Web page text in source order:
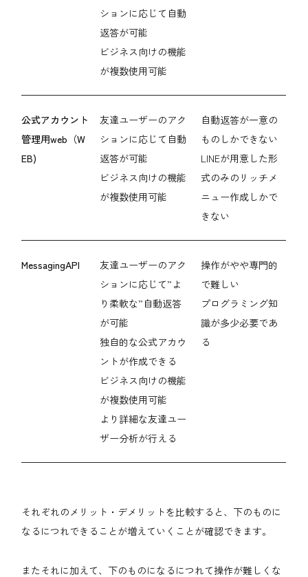
ションに応じて自動
返答が可能
ビジネス向けの機能
が複数使用可能
公式アカウント
管理用web（W
EB)
友達ユーザーのアク
ションに応じて自動
返答が可能
ビジネス向けの機能
が複数使用可能
自動返答が一意の
ものしかできない
LINEが用意した形
式のみのリッチメ
ニュー作成しかで
きない
MessagingAPI
友達ユーザーのアク
ションに応じて”よ
り柔軟な”自動返答
が可能
独自的な公式アカウ
ントが作成できる
ビジネス向けの機能
が複数使用可能
より詳細な友達ユー
ザー分析が行える
操作がやや専門的
で難しい
プログラミング知
識が多少必要であ
る
それぞれのメリット・デメリットを比較すると、下のものに
なるにつれできることが増えていくことが確認できます。
またそれに加えて、下のものになるにつれて操作が難しくな